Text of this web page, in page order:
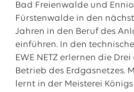
Bad Freienwalde und
Fürstenwalde in den
Jahren in den Beruf des
einführen. In den
EWE NETZ erlernen die
Betrieb des Erdgasnetzes.
lernt in der Meisterei